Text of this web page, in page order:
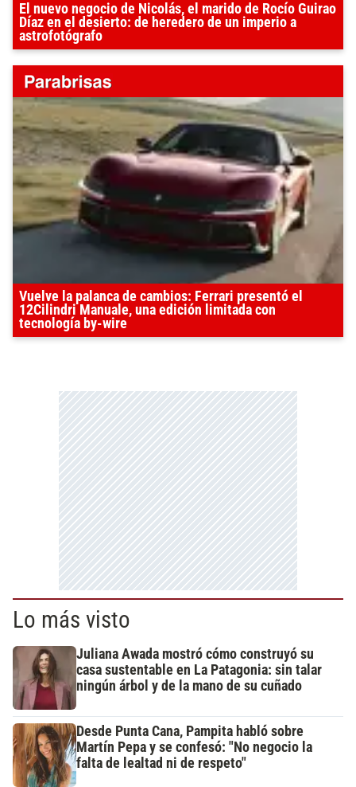
El nuevo negocio de Nicolás, el marido de Rocío Guirao
Díaz en el desierto: de heredero de un imperio a
astrofotógrafo
Vuelve la palanca de cambios: Ferrari presentó el
12Cilindri Manuale, una edición limitada con
tecnología by-wire
Lo más visto
Juliana Awada mostró cómo construyó su
casa sustentable en La Patagonia: sin talar
ningún árbol y de la mano de su cuñado
Desde Punta Cana, Pampita habló sobre
Martín Pepa y se confesó: "No negocio la
falta de lealtad ni de respeto"